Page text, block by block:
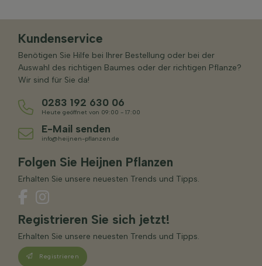
Kundenservice
Benötigen Sie Hilfe bei Ihrer Bestellung oder bei der
Auswahl des richtigen Baumes oder der richtigen Pflanze?
Wir sind für Sie da!
0283 192 630 06
Heute geöffnet von 09:00 - 17:00
E-Mail senden
info@heijnen-pflanzen.de
Folgen Sie Heijnen Pflanzen
Erhalten Sie unsere neuesten Trends und Tipps.
Registrieren Sie sich jetzt!
Erhalten Sie unsere neuesten Trends und Tipps.
Registrieren